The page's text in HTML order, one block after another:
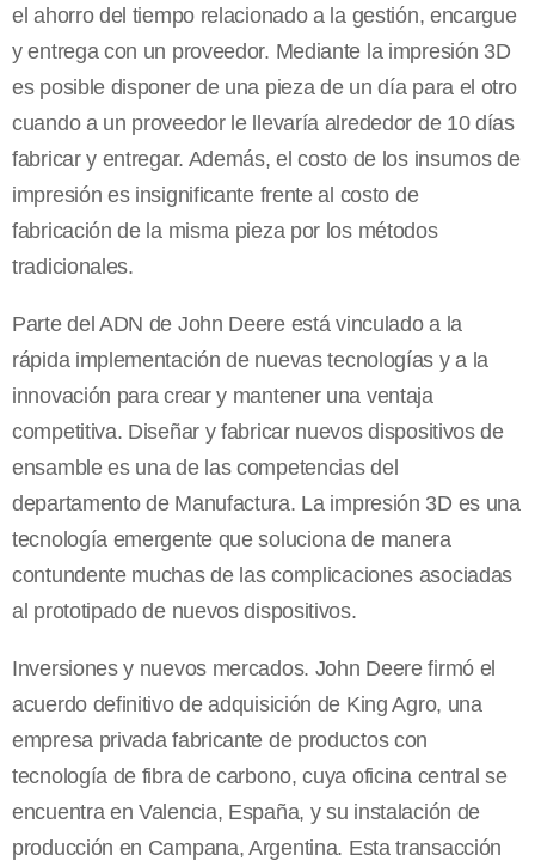
el ahorro del tiempo relacionado a la gestión, encargue
y entrega con un proveedor. Mediante la impresión 3D
es posible disponer de una pieza de un día para el otro
cuando a un proveedor le llevaría alrededor de 10 días
fabricar y entregar. Además, el costo de los insumos de
impresión es insignificante frente al costo de
fabricación de la misma pieza por los métodos
tradicionales.
Parte del ADN de John Deere está vinculado a la
rápida implementación de nuevas tecnologías y a la
innovación para crear y mantener una ventaja
competitiva. Diseñar y fabricar nuevos dispositivos de
ensamble es una de las competencias del
departamento de Manufactura. La impresión 3D es una
tecnología emergente que soluciona de manera
contundente muchas de las complicaciones asociadas
al prototipado de nuevos dispositivos.
Inversiones y nuevos mercados. John Deere firmó el
acuerdo definitivo de adquisición de King Agro, una
empresa privada fabricante de productos con
tecnología de fibra de carbono, cuya oficina central se
encuentra en Valencia, España, y su instalación de
producción en Campana, Argentina. Esta transacción